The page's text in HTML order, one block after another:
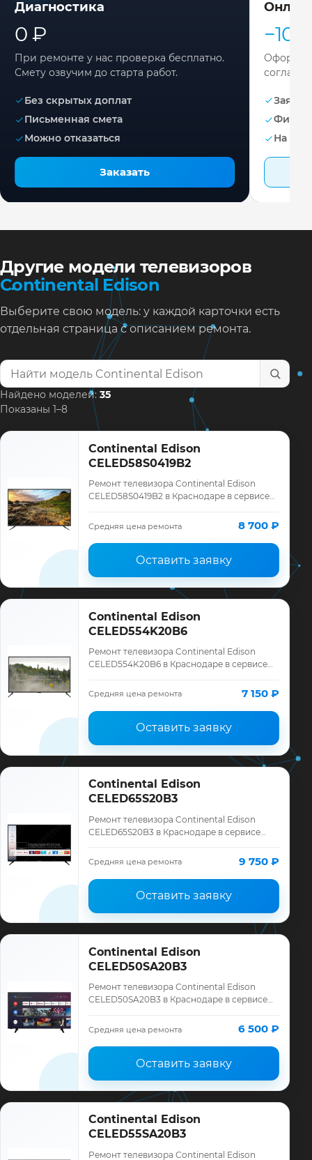
Диагностика
0 ₽
При ремонте у нас проверка бесплатно.
Смету озвучим до старта работ.
Без скрытых доплат
Письменная смета
Можно отказаться
Заказать
−10%
Заявка
На
Другие модели телевизоров
Continental Edison
Выберите свою модель: у каждой карточки есть
отдельная страница с описанием ремонта.
Найти модель телевизора
Найдено моделей: 35
Показаны 1–8
Continental Edison
CELED58S0419B2
Ремонт телевизора Continental Edison
CELED58S0419B2 в Краснодаре в сервисе
Continental Edison, смета до ремонта,
запчасти…
Средняя цена ремонта 8 700 ₽
Оставить заявку
Continental Edison
CELED554K20B6
Ремонт телевизора Continental Edison
CELED554K20B6 в Краснодаре в сервисе
Continental Edison, смета до ремонта,
Средняя цена ремонта 7 150 ₽
Оставить заявку
Continental Edison
CELED65S20B3
Ремонт телевизора Continental Edison
CELED65S20B3 в Краснодаре в сервисе
Continental Edison, смета до ремонта,
запчасти и…
Средняя цена ремонта 9 750 ₽
Оставить заявку
Continental Edison
CELED50SA20B3
Ремонт телевизора Continental Edison
CELED50SA20B3 в Краснодаре в сервисе
Continental Edison, смета до ремонта,
запчасти …
Средняя цена ремонта 6 500 ₽
Оставить заявку
Continental Edison
CELED55SA20B3
Ремонт телевизора Continental Edison